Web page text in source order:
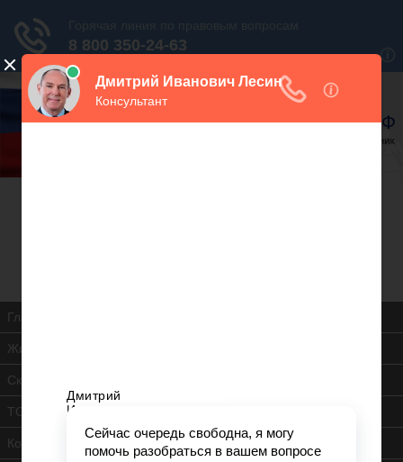
В закладки
Главная
Жилищная инспекция
Скачать ЖК РФ
ТСЖ
Контакты